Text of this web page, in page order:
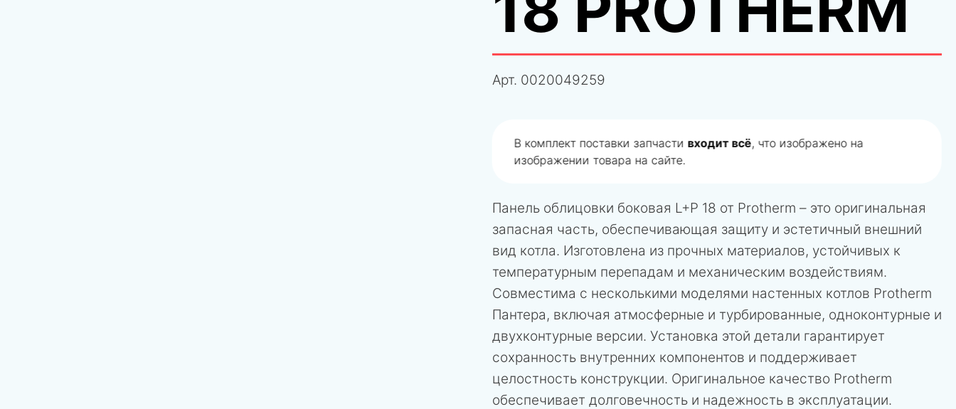
Арт. 0020049259
В комплект поставки запчасти входит всё, что изображено на
изображении товара на сайте.
Панель облицовки боковая L+P 18 от Protherm – это оригинальная
запасная часть, обеспечивающая защиту и эстетичный внешний
вид котла. Изготовлена из прочных материалов, устойчивых к
температурным перепадам и механическим воздействиям.
Совместима с несколькими моделями настенных котлов Protherm
Пантера, включая атмосферные и турбированные, одноконтурные и
двухконтурные версии. Установка этой детали гарантирует
сохранность внутренних компонентов и поддерживает
целостность конструкции. Оригинальное качество Protherm
обеспечивает долговечность и надежность в эксплуатации.